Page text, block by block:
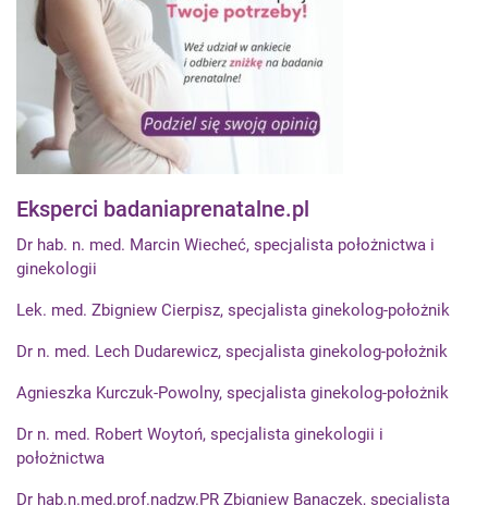
Eksperci badaniaprenatalne.pl
Dr hab. n. med. Marcin Wiecheć, specjalista położnictwa i
ginekologii
Lek. med. Zbigniew Cierpisz, specjalista ginekolog-położnik
Dr n. med. Lech Dudarewicz, specjalista ginekolog-położnik
Agnieszka Kurczuk-Powolny, specjalista ginekolog-położnik
Dr n. med. Robert Woytoń, specjalista ginekologii i
położnictwa
Dr hab.n.med.prof.nadzw.PR Zbigniew Banaczek, specjalista